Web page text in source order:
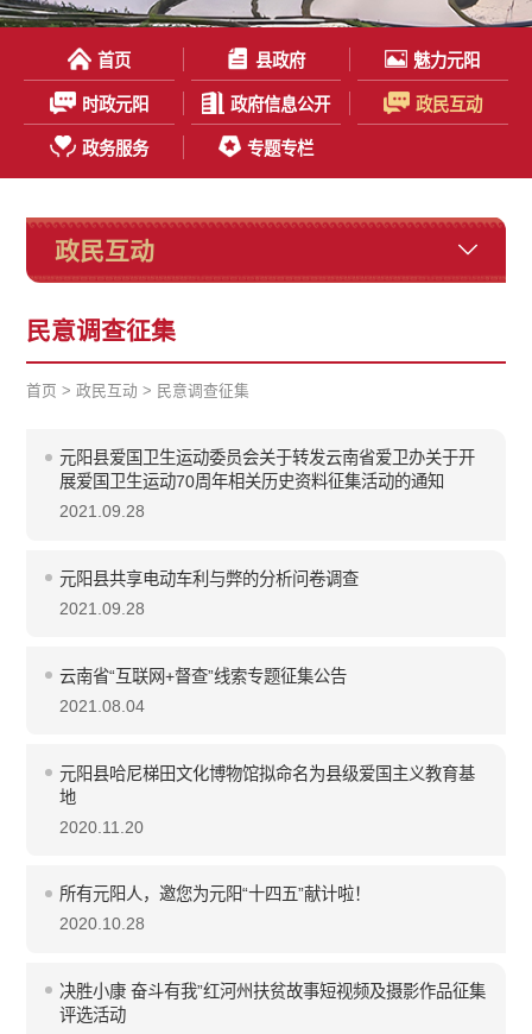
首页 县政府 魅力元阳
时政元阳 政府信息公开 政民互动
政务服务 专题专栏
政民互动
民意调查征集
首页 >政民互动 > 民意调查征集
元阳县爱国卫生运动委员会关于转发云南省爱卫办关于开
展爱国卫生运动70周年相关历史资料征集活动的通知
2021.09.28
元阳县共享电动车利与弊的分析问卷调查
2021.09.28
云南省“互联网+督查”线索专题征集公告
2021.08.04
元阳县哈尼梯田文化博物馆拟命名为县级爱国主义教育基
地
2020.11.20
所有元阳人，邀您为元阳“十四五”献计啦！
2020.10.28
决胜小康 奋斗有我”红河州扶贫故事短视频及摄影作品征集
评选活动